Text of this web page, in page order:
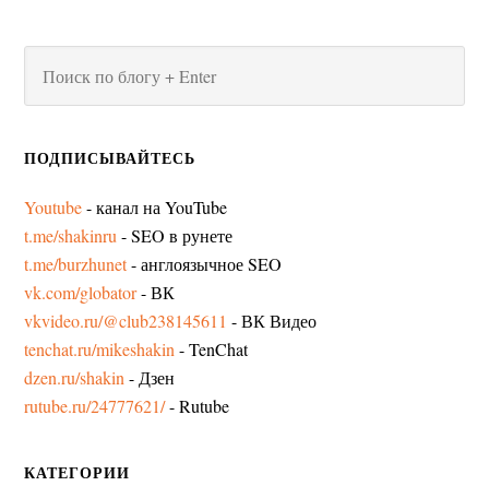
ПОДПИСЫВАЙТЕСЬ
Youtube- канал на YouTube
t.me/shakinru - SEO в рунете
t.me/burzhunet- англоязычное SEO
vk.com/globator- ВК
vkvideo.ru/@club238145611 - ВК Видео
tenchat.ru/mikeshakin - TenChat
dzen.ru/shakin - Дзен
rutube.ru/24777621/- Rutube
КАТЕГОРИИ